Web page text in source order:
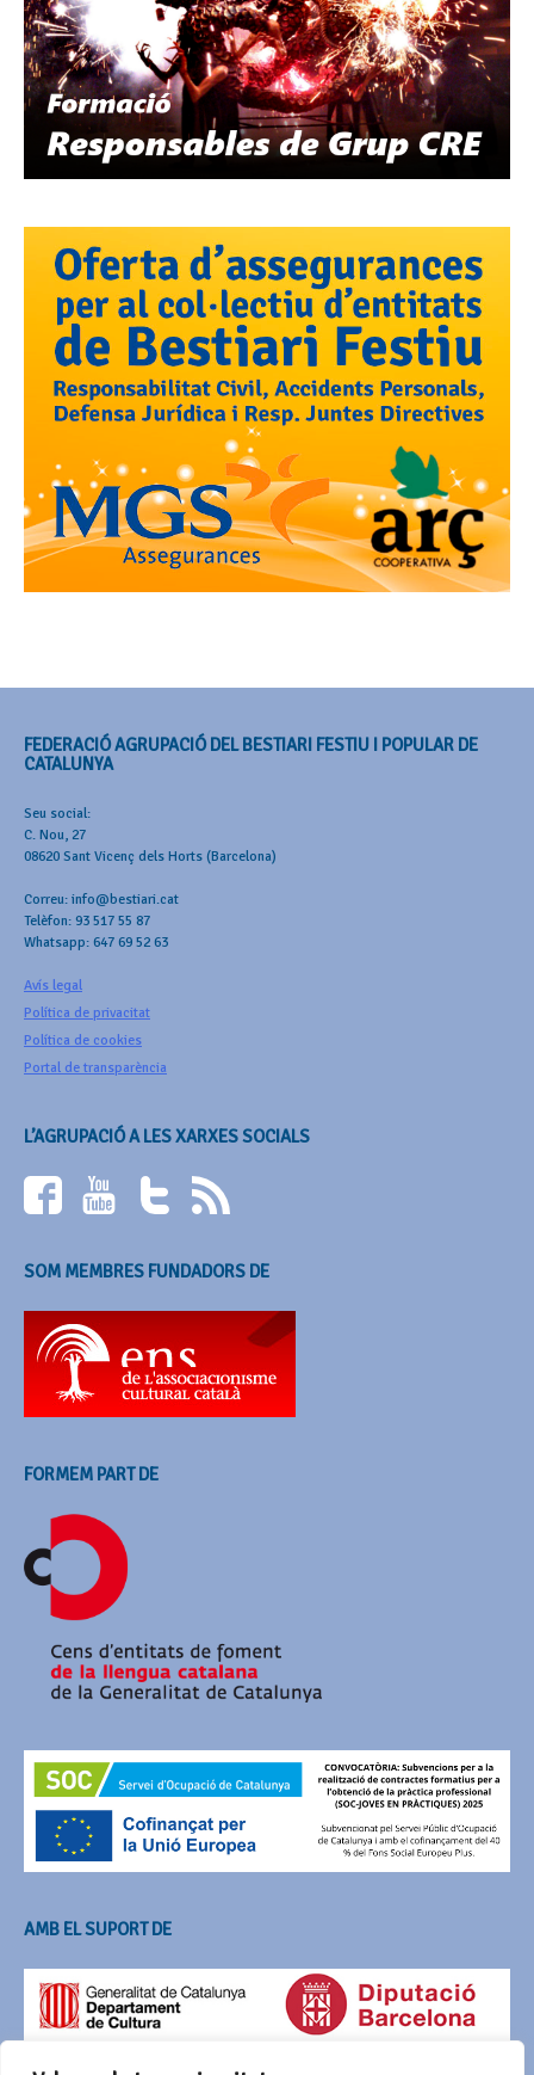
FEDERACIÓ AGRUPACIÓ DEL BESTIARI FESTIU I POPULAR DE
CATALUNYA
Seu social:
C. Nou, 27
08620 Sant Vicenç dels Horts (Barcelona)
Correu: info@bestiari.cat
Telèfon: 93 517 55 87
Whatsapp: 647 69 52 63
Avís legal
Política de privacitat
Política de cookies
Portal de transparència
L’AGRUPACIÓ A LES XARXES SOCIALS
SOM MEMBRES FUNDADORS DE
FORMEM PART DE
AMB EL SUPORT DE